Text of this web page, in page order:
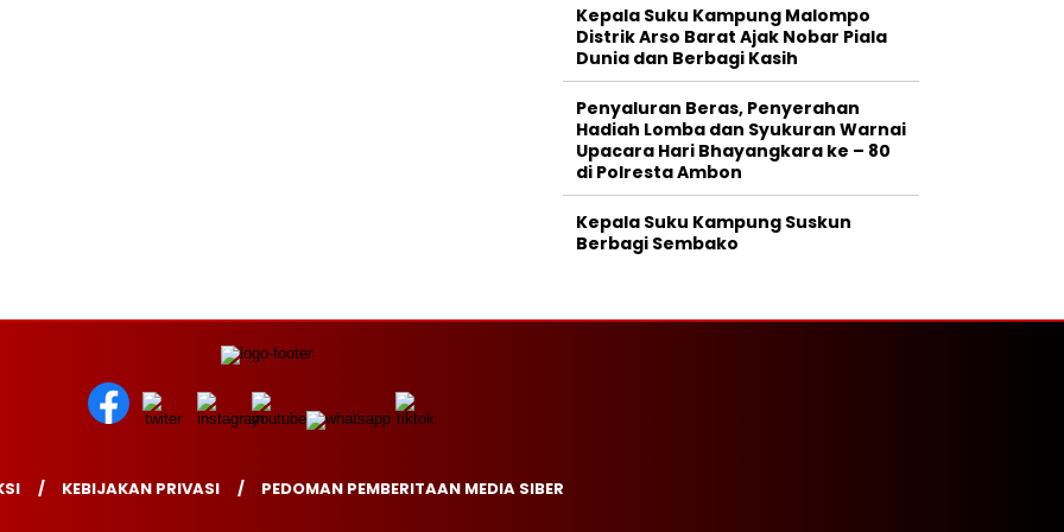
Kepala Suku Kampung Malompo
Distrik Arso Barat Ajak Nobar Piala
Dunia dan Berbagi Kasih
Penyaluran Beras, Penyerahan
Hadiah Lomba dan Syukuran Warnai
Upacara Hari Bhayangkara ke – 80
di Polresta Ambon
Kepala Suku Kampung Suskun
Berbagi Sembako
KEBIJAKAN PRIVASI PEDOMAN PEMBERITAAN MEDIA SIBER